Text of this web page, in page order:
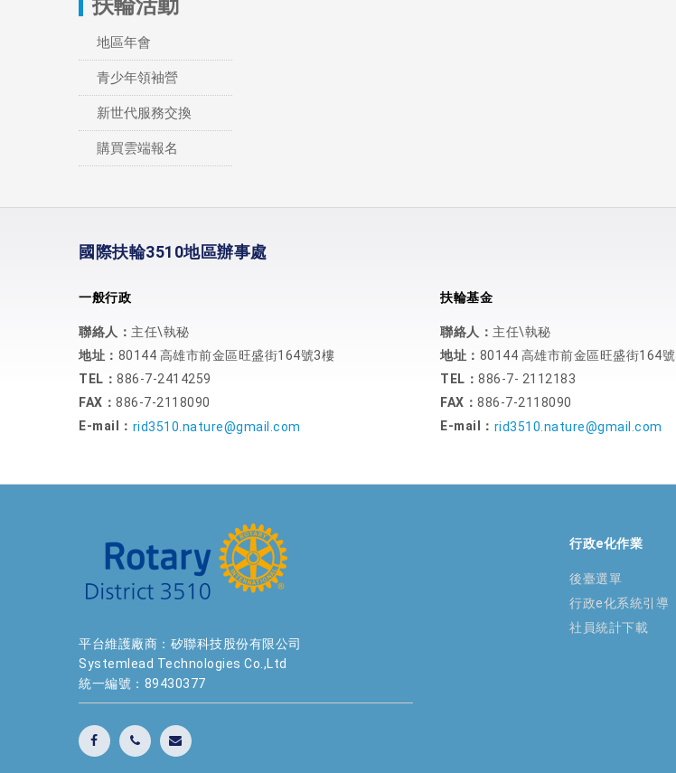
扶輪活動
地區年會
青少年領袖營
新世代服務交換
購買雲端報名
國際扶輪3510地區辦事處
一般行政
聯絡人： 主任\執秘
地址： 80144 高雄市前金區旺盛街164號3樓
TEL： 886-7-2414259
FAX： 886-7-2118090
E-mail： rid3510.nature@gmail.com
扶輪基金
聯絡人： 主任\執秘
地址： 80144 高雄市前金區旺盛街164
TEL： 886-7- 2112183
FAX： 886-7-2118090
E-mail： rid3510.nature@gmail.com
平台維護廠商：矽聯科技股份有限公司
Systemlead Technologies Co.,Ltd
統一編號：89430377
行政e化作業
後臺選單
行政e化系統引導
社員統計下載